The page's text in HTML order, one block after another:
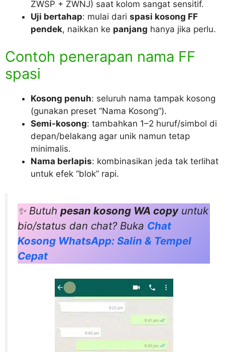
ZWSP + ZWNJ) saat kolom sangat sensitif.
Uji bertahap: mulai dari spasi kosong FF
pendek, naikkan ke panjang hanya jika perlu.
Contoh penerapan nama FF
spasi
Kosong penuh: seluruh nama tampak kosong
(gunakan preset “Nama Kosong”).
Semi-kosong: tambahkan 1–2 huruf/simbol di
depan/belakang agar unik namun tetap
minimalis.
Nama berlapis: kombinasikan jeda tak terlihat
untuk efek “blok” rapi.
✨ Butuh pesan kosong WA copyuntuk
bio/status dan chat? Buka Chat
Kosong WhatsApp: Salin & Tempel
Cepat